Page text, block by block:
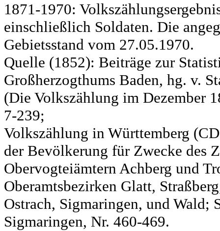
1871-1970:
einschließlich Soldaten. Die
Gebietsstand vom 27.05.1970.
Quelle (1852): Beiträge zur
Großherzogthums Baden, hg. v.
(Die Volkszählung im Dezember
7-239;
Volkszählung in Württemberg
der Bevölkerung für Zwecke des
Obervogteiämtern Achberg und
Oberamtsbezirken Glatt,
Ostrach, Sigmaringen, und Wald;
Sigmaringen, Nr. 460-469.